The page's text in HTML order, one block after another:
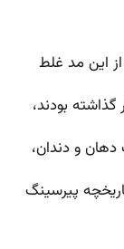
این مد غلط
گذاشته بودند،
و دندان،‌
پیرسینگ